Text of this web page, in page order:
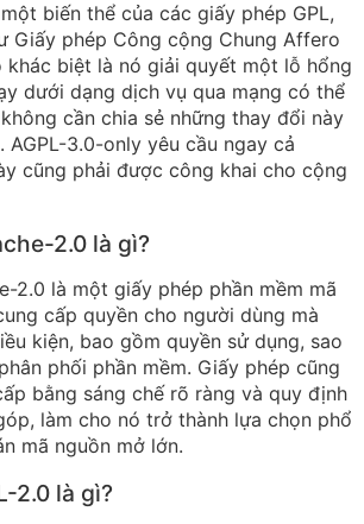
biến thể của các giấy phép GPL,
Giấy phép Công cộng Chung Affero
khác biệt là nó giải quyết một lỗ hổng
dưới dạng dịch vụ qua mạng có thể
cần chia sẻ những thay đổi này
3.0-only yêu cầu ngay cả
cũng phải được công khai cho cộng
2.0 là gì?
2.0 là một giấy phép phần mềm mã
cấp quyền cho người dùng mà
kiện, bao gồm quyền sử dụng, sao
phối phần mềm. Giấy phép cũng
bằng sáng chế rõ ràng và quy định
làm cho nó trở thành lựa chọn phổ
mã nguồn mở lớn.
2.0 là gì?